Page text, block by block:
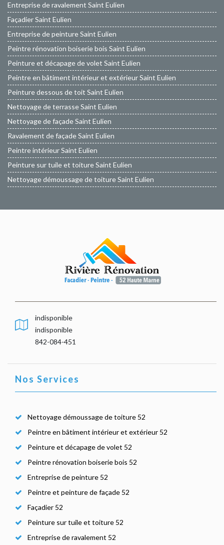
Entreprise de ravalement Saint Eulien
Façadier Saint Eulien
Entreprise de peinture Saint Eulien
Peintre rénovation boiserie bois Saint Eulien
Peinture et décapage de volet Saint Eulien
Peintre en bâtiment intérieur et extérieur Saint Eulien
Peinture dessous de toit Saint Eulien
Nettoyage de terrasse Saint Eulien
Nettoyage de façade Saint Eulien
Ravalement de façade Saint Eulien
Peintre intérieur Saint Eulien
Peinture sur tuile et toiture Saint Eulien
Nettoyage démoussage de toiture Saint Eulien
indisponible
indisponible
842-084-451
Nos Services
Nettoyage démoussage de toiture 52
Peintre en bâtiment intérieur et extérieur 52
Peinture et décapage de volet 52
Peintre rénovation boiserie bois 52
Entreprise de peinture 52
Peintre et peinture de façade 52
Façadier 52
Peinture sur tuile et toiture 52
Entreprise de ravalement 52